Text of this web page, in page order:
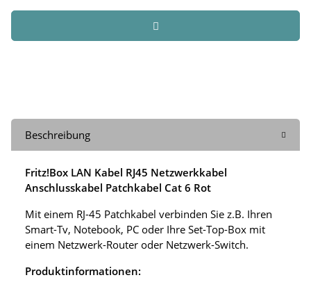
Beschreibung
Fritz!Box LAN Kabel RJ45 Netzwerkkabel
Anschlusskabel Patchkabel Cat 6 Rot
Mit einem RJ-45 Patchkabel verbinden Sie z.B. Ihren
Smart-Tv, Notebook, PC oder Ihre Set-Top-Box mit
einem Netzwerk-Router oder Netzwerk-Switch.
Produktinformationen: